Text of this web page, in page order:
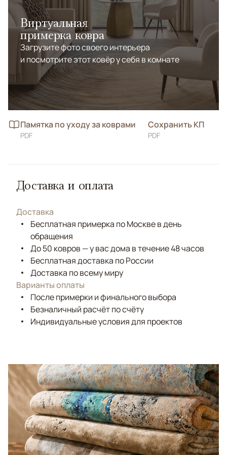
Виртуальная
примерка ковра
Загрузите фото своего интерьера
и посмотрите этот ковёр у себя в комнате
Памятка по уходу за коврами
PDF
Сохранить КП
PDF
Доставка и оплата
Доставка
Бесплатная примерка по Москве в день
обращения
До 50 ковров — у вас дома в течение 48 часов
Бесплатная доставка по России
Доставка по всему миру
Варианты оплаты
После примерки и финального выбора
Безналичный расчёт по счёту
Индивидуальные условия для проектов